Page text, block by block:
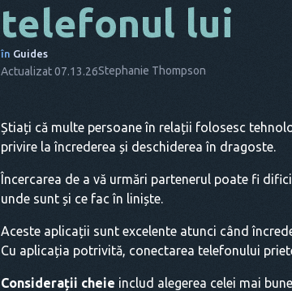
telefonul lui
în Guides
Actualizat 07.13.26Stephanie Thompson
Știați că multe persoane în relații folosesc
privire la încrederea și deschiderea în dragoste.
Încercarea de a vă urmări partenerul poate fi
unde sunt și ce fac în liniște.
Aceste aplicații sunt excelente atunci când
Cu aplicația potrivită, conectarea telefonului
Considerații cheie includ alegerea celei mai